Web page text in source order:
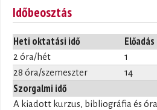
Időbeosztás
Heti oktatási idő Előadás
2 óra/hét 1
28 óra/szemeszter
14
Szorgalmi idő
A kiadott kurzus, bibliográfia és